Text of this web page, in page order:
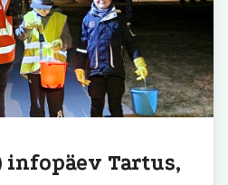
infopäev Tartus,